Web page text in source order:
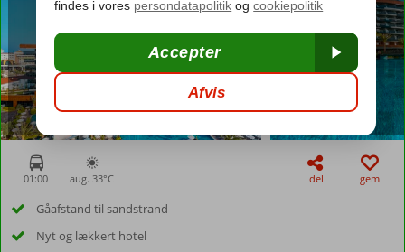
01:00 aug. 33°C del gem
Gåafstand til sandstrand
Nyt og lækkert hotel